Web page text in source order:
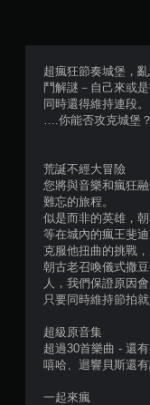
超瘋狂節奏城堡，
鬥解謎－自己來或
同時還得維持連段。
….你能否攻克城堡？
荒誕不經大冒險
您將與音樂和瘋狂
難忘的旅程。
似是而非的英雄，
等在城內的瘋王斐
克服他扭曲的挑戰
朝古老召喚儀式撒
人，我們保證原因會
只要同時維持節拍就
超級原音集
超過30首樂曲 - 還
嘻哈、迴響貝斯還
一起來瘋